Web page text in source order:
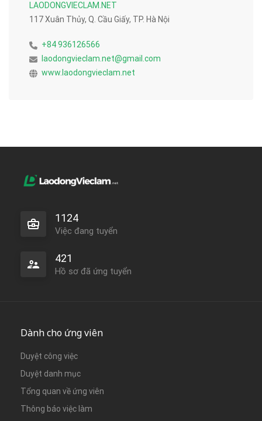
LAODONGVIECLAM.NET
117 Xuân Thủy, Q. Cầu Giấy, TP. Hà Nội
+84 936126566
laodongvieclam.net@gmail.com
www.laodongvieclam.net
1124
Việc đang tuyển
421
Hồ sơ đã ứng tuyển
Dành cho ứng viên
Duyệt công việc
Duyệt danh mục
Tổng quan về ứng viên
Thông báo việc làm